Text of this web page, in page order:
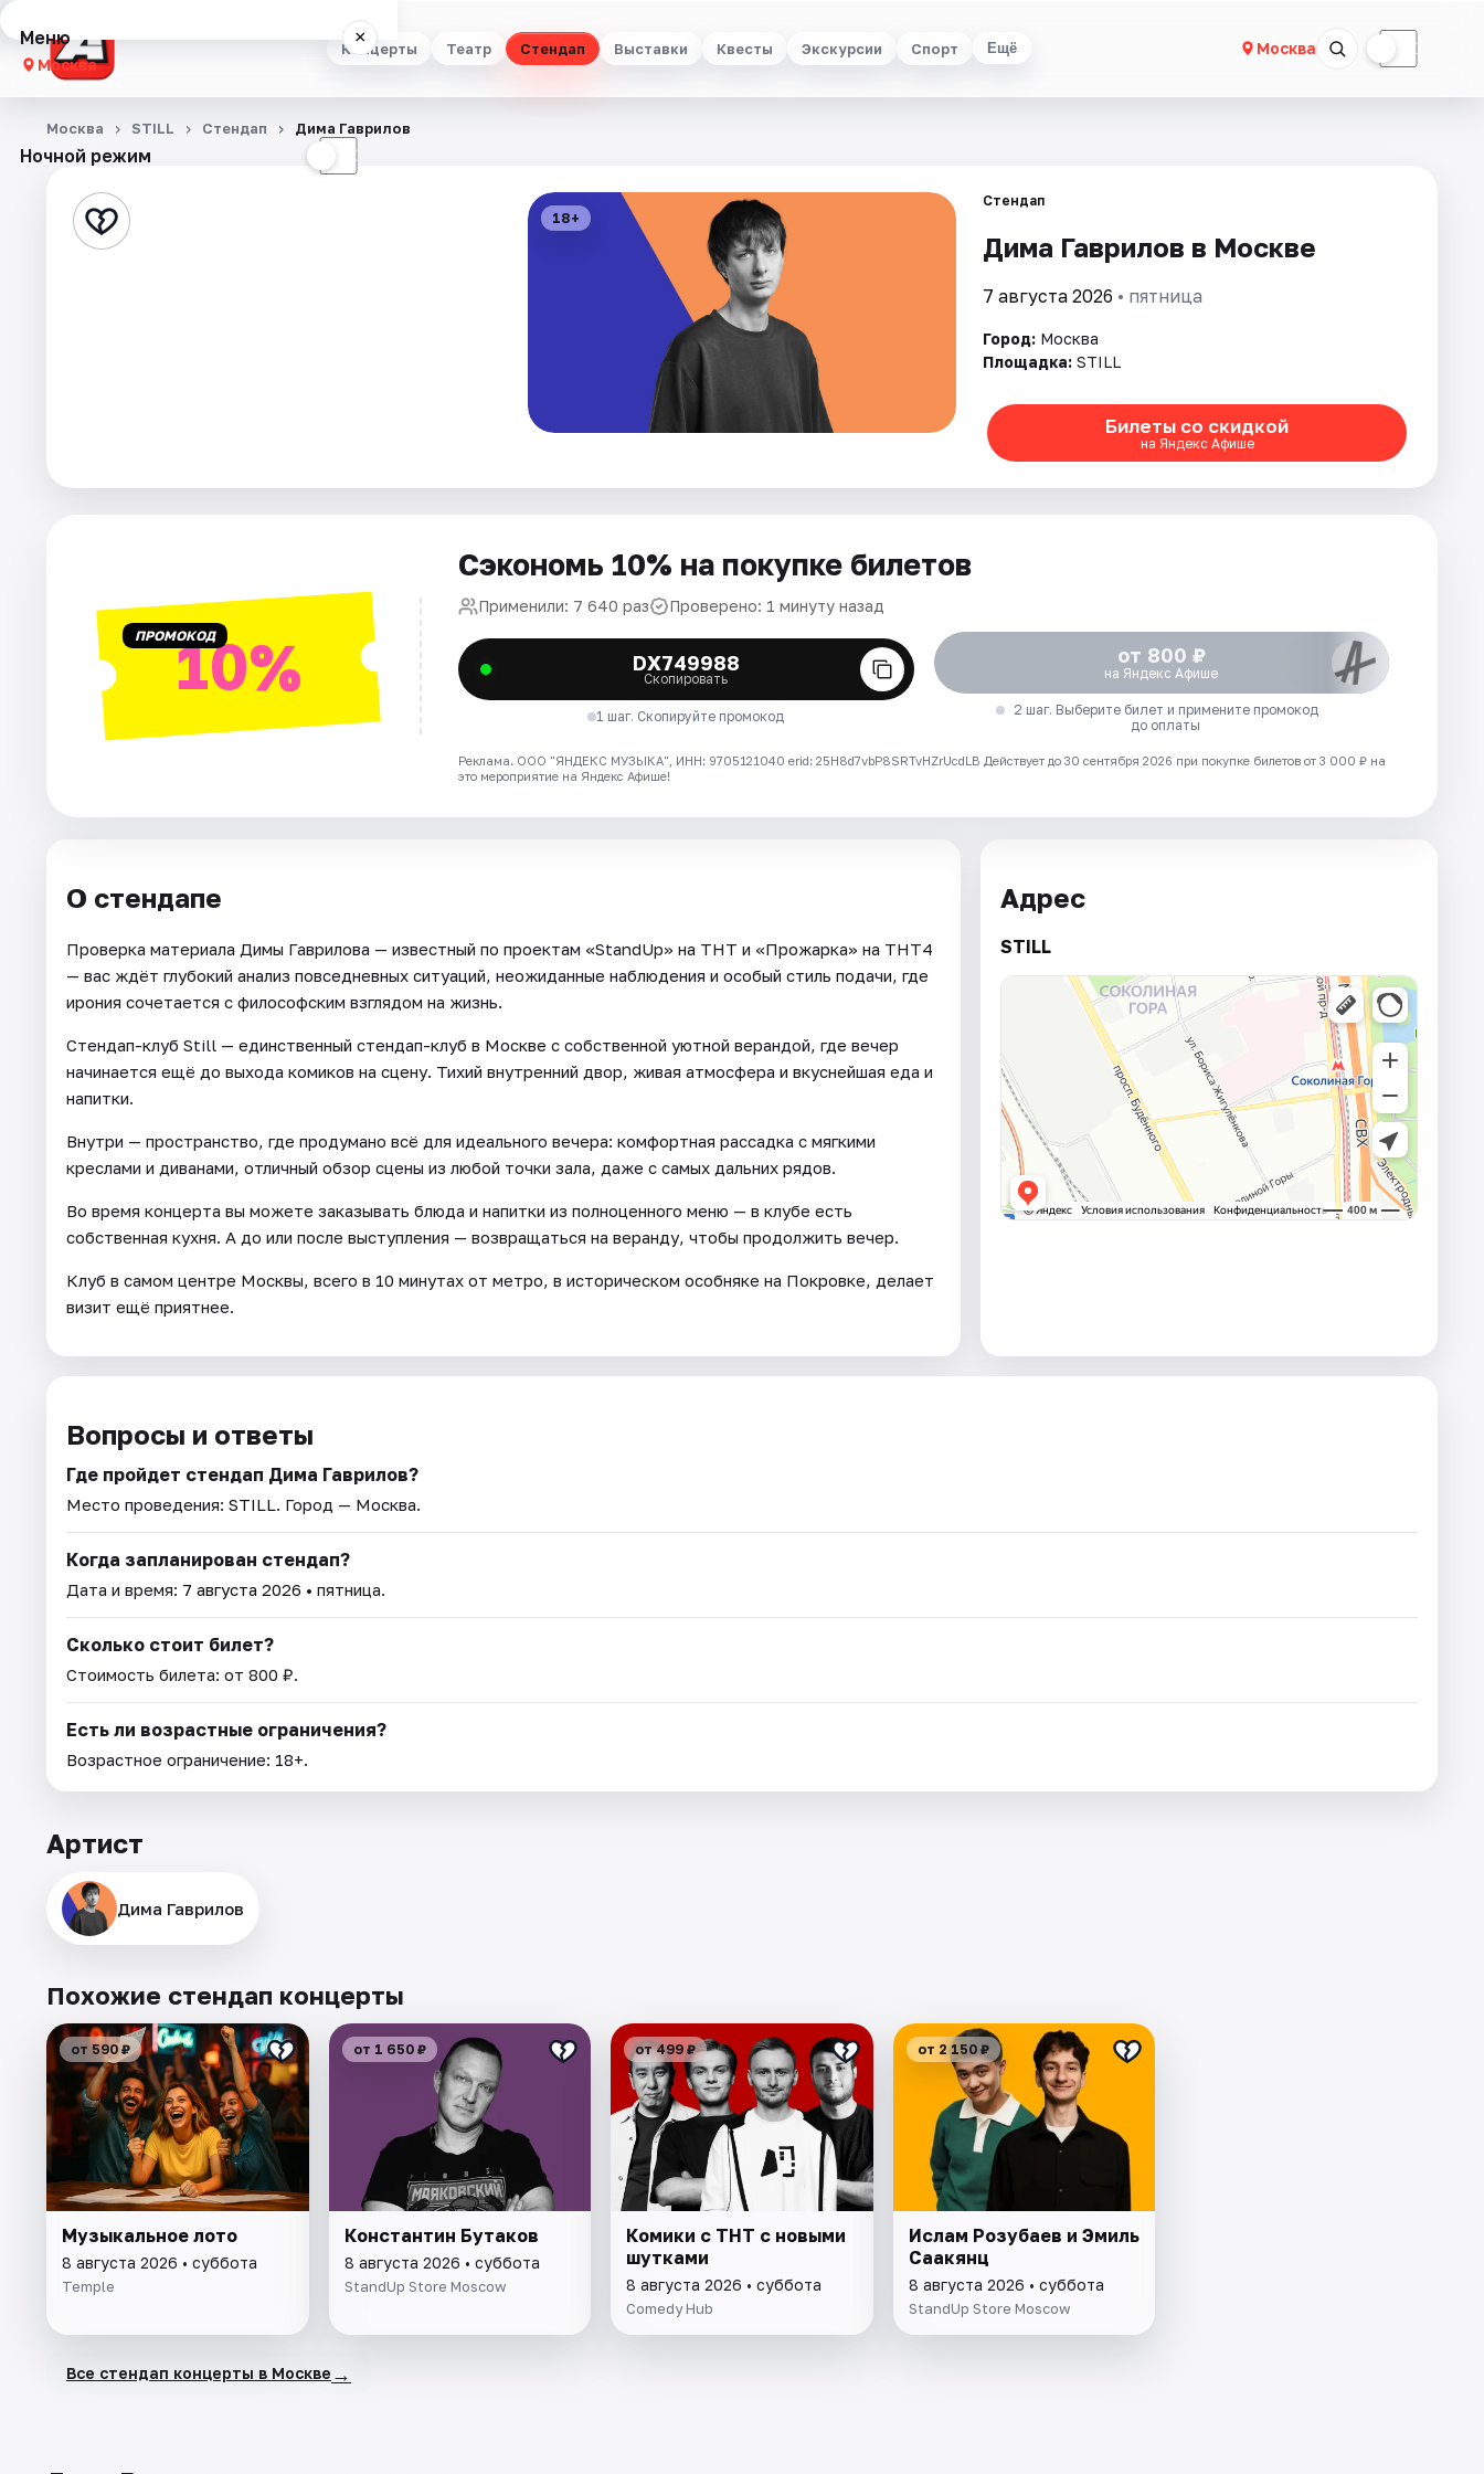
Концерты Театр Стендап Выставки Квесты Экскурсии Спорт Ещё Москва ☾
Меню ×
Москва
Концерты
Стендап
Площадки
Артисты
Рейтинги
Ночной режим ☾
Москва STILL Стендап Дима Гаврилов
18+
Стендап
Дима Гаврилов в Москве
7 августа 2026 • пятница
Город: Москва
Площадка: STILL
Билеты со скидкой
на Яндекс Афише
ПРОМОКОД10%
Сэкономь 10% на покупке билетов
Применили: 7 640 раз Проверено: 1 минуту назад
DX749988
Скопировать
1 шаг. Скопируйте промокод
от 800 ₽
на Яндекс Афише
2 шаг. Выберите билет и примените промокод
до оплаты
Реклама. ООО "ЯНДЕКС МУЗЫКА", ИНН: 9705121040 erid: 25H8d7vbP8SRTvHZrUcdLB Действует до 30 сентября 2026 при покупке билетов от 3 000 ₽ на
это мероприятие на Яндекс Афише!
О стендапе
Проверка материала Димы Гаврилова — известный по проектам «StandUp» на ТНТ и «Прожарка» на ТНТ4
— вас ждёт глубокий анализ повседневных ситуаций, неожиданные наблюдения и особый стиль подачи, где
ирония сочетается с философским взглядом на жизнь.
Стендап-клуб Still — единственный стендап-клуб в Москве с собственной уютной верандой, где вечер
начинается ещё до выхода комиков на сцену. Тихий внутренний двор, живая атмосфера и вкуснейшая еда и
напитки.
Внутри — пространство, где продумано всё для идеального вечера: комфортная рассадка с мягкими
креслами и диванами, отличный обзор сцены из любой точки зала, даже с самых дальних рядов.
Во время концерта вы можете заказывать блюда и напитки из полноценного меню — в клубе есть
собственная кухня. А до или после выступления — возвращаться на веранду, чтобы продолжить вечер.
Клуб в самом центре Москвы, всего в 10 минутах от метро, в историческом особняке на Покровке, делает
визит ещё приятнее.
Адрес
STILL
Вопросы и ответы
Где пройдет стендап Дима Гаврилов?
Место проведения: STILL. Город — Москва.
Когда запланирован стендап?
Дата и время: 7 августа 2026 • пятница.
Сколько стоит билет?
Стоимость билета: от 800 ₽.
Есть ли возрастные ограничения?
Возрастное ограничение: 18+.
Артист
Дима Гаврилов
Похожие стендап концерты
от 590 ₽
Музыкальное лото
8 августа 2026 • суббота
Temple
от 1 650 ₽
Константин Бутаков
8 августа 2026 • суббота
StandUp Store Moscow
от 499 ₽
Комики с ТНТ с новыми
шутками
8 августа 2026 • суббота
Comedy Hub
от 2 150 ₽
Ислам Розубаев и Эмиль
Саакянц
8 августа 2026 • суббота
StandUp Store Moscow
Все стендап концерты в Москве →